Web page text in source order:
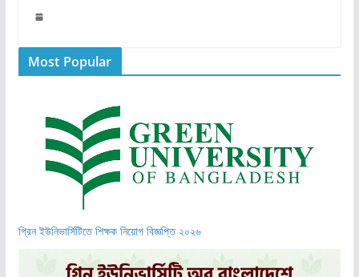
Most Popular
গ্রিন ইউনিভার্সিটিতে শিক্ষক নিয়োগ বিজ্ঞপ্তি ২০২৬